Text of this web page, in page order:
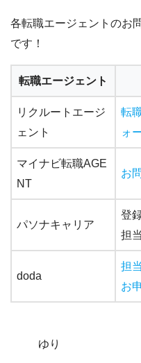
各転職エージェントのお
です！
転職エージェント
リクルートエージ
ェント
転
ォ
マイナビ転職AGE
NT
お
パソナキャリア
登
担
doda
担
お
ゆり